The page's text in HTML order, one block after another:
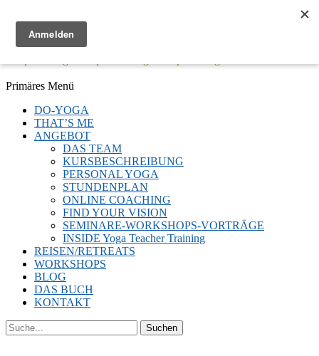
Menü
Facebook
Twitter
E-
LinkedIn
YouTube
Instagram
Primäres Menü
Zum
Inhalt
springen
DO-YOGA
THAT’S ME
ANGEBOT
DAS TEAM
KURSBESCHREIBUNG
PERSONAL YOGA
STUNDENPLAN
ONLINE COACHING
FIND YOUR VISION
SEMINARE-WORKSHOPS-VORTRÄGE
INSIDE Yoga Teacher Training
REISEN/RETREATS
WORKSHOPS
BLOG
DAS BUCH
KONTAKT
Suchen
Suchen
nach: